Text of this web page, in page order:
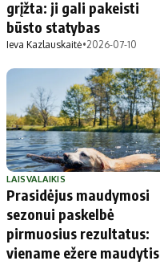
grįžta: ji gali pakeisti
būsto statybas
Ieva Kazlauskaitė•2026-07-10
LAISVALAIKIS
Prasidėjus maudymosi
sezonui paskelbė
pirmuosius rezultatus:
viename ežere maudytis